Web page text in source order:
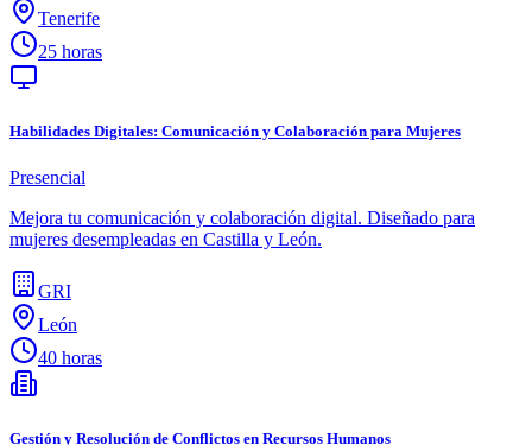
Tenerife
25 horas
Habilidades Digitales: Comunicación y Colaboración para Mujeres
Presencial
Mejora tu comunicación y colaboración digital. Diseñado para
mujeres desempleadas en Castilla y León.
GRI
León
40 horas
Gestión y Resolución de Conflictos en Recursos Humanos